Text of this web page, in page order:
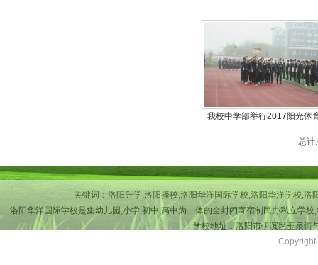
我校中学部举行2017阳光体
总计
关键词：洛阳升学,洛阳择校,洛阳华洋国际学校,洛阳华洋学校,
洛阳华洋国际学校是集幼儿园,小学,初中,高中为一体的全封闭寄宿制民办私立学
学校地址：洛阳市伊滨区玉泉街
Copyright